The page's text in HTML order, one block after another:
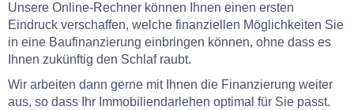
Unsere Online-Rechner können Ihnen einen ersten
Eindruck verschaffen, welche finanziellen Möglichkeiten Sie
in eine Baufinanzierung einbringen können, ohne dass es
Ihnen zukünftig den Schlaf raubt.
Wir arbeiten dann gerne mit Ihnen die Finanzierung weiter
aus, so dass Ihr Immobiliendarlehen optimal für Sie passt.